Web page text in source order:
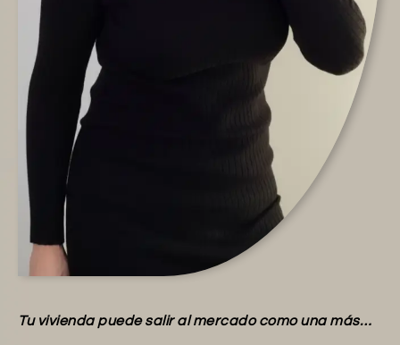
Tu vivienda puede salir al mercado como una más…